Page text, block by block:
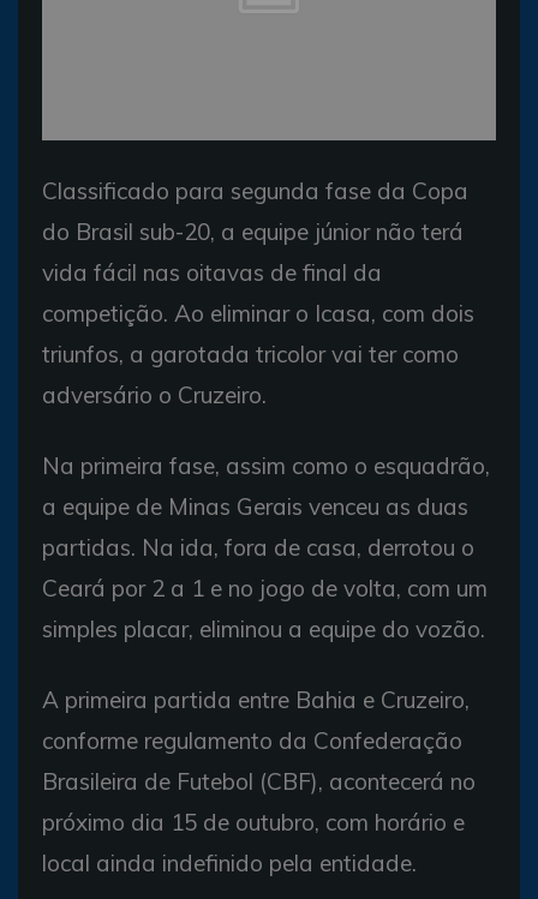
Classificado para segunda fase da Copa
do Brasil sub-20, a equipe júnior não terá
vida fácil nas oitavas de final da
competição. Ao eliminar o Icasa, com dois
triunfos, a garotada tricolor vai ter como
adversário o Cruzeiro.
Na primeira fase, assim como o esquadrão,
a equipe de Minas Gerais venceu as duas
partidas. Na ida, fora de casa, derrotou o
Ceará por 2 a 1 e no jogo de volta, com um
simples placar, eliminou a equipe do vozão.
A primeira partida entre Bahia e Cruzeiro,
conforme regulamento da Confederação
Brasileira de Futebol (CBF), acontecerá no
próximo dia 15 de outubro, com horário e
local ainda indefinido pela entidade.